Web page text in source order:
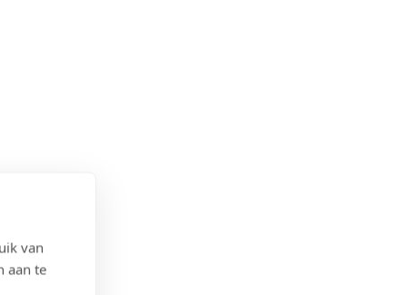
van
aan te